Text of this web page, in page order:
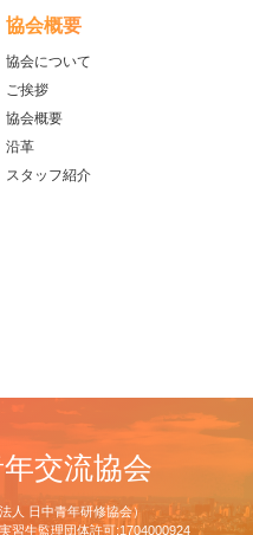
協会概要
協会について
ご挨拶
協会概要
沿革
スタッフ紹介
交流協会
人 日中青年研修協会）
習生監理団体許可:1704000924